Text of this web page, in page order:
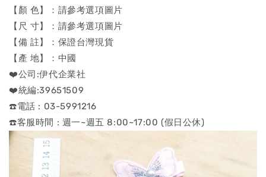
【顏 色】：請參考選項圖片
【尺 寸】：請參考選項圖片
【備 註】：保證台灣現貨
【產 地】：中國
❤️公司:伊代企業社
❤️統編:39651509
☎️電話 : 03-5991216
☎️客服時間 : 週一~週五 8:00~17:00 (假日公休)